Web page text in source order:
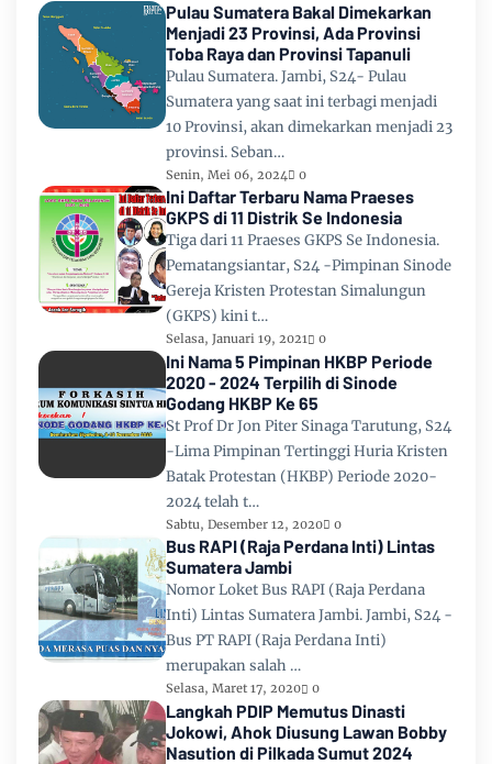
Pulau Sumatera Bakal Dimekarkan
Menjadi 23 Provinsi, Ada Provinsi
Toba Raya dan Provinsi Tapanuli
Pulau Sumatera. Jambi, S24- Pulau
Sumatera yang saat ini terbagi menjadi
10 Provinsi, akan dimekarkan menjadi 23
provinsi. Seban…
Senin, Mei 06, 2024 0
Ini Daftar Terbaru Nama Praeses
GKPS di 11 Distrik Se Indonesia
Tiga dari 11 Praeses GKPS Se Indonesia.
Pematangsiantar, S24 -Pimpinan Sinode
Gereja Kristen Protestan Simalungun
(GKPS) kini t…
Selasa, Januari 19, 2021 0
Ini Nama 5 Pimpinan HKBP Periode
2020 - 2024 Terpilih di Sinode
Godang HKBP Ke 65
St Prof Dr Jon Piter Sinaga Tarutung, S24
-Lima Pimpinan Tertinggi Huria Kristen
Batak Protestan (HKBP) Periode 2020-
2024 telah t…
Sabtu, Desember 12, 2020 0
Bus RAPI (Raja Perdana Inti) Lintas
Sumatera Jambi
Nomor Loket Bus RAPI (Raja Perdana
Inti) Lintas Sumatera Jambi. Jambi, S24 -
Bus PT RAPI (Raja Perdana Inti)
merupakan salah …
Selasa, Maret 17, 2020 0
Langkah PDIP Memutus Dinasti
Jokowi, Ahok Diusung Lawan Bobby
Nasution di Pilkada Sumut 2024